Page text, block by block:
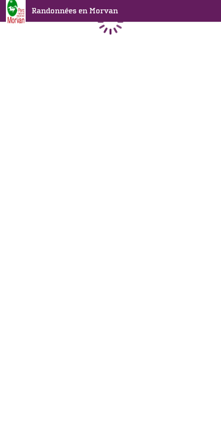
Randonnées en Morvan
Chargement